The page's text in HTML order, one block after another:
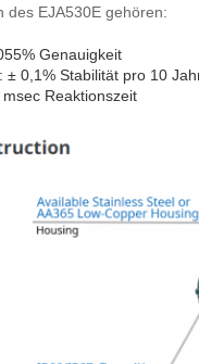
des EJA530E gehören:
Genauigkeit
: ± 0,1% Stabilität pro 10
msec Reaktionszeit